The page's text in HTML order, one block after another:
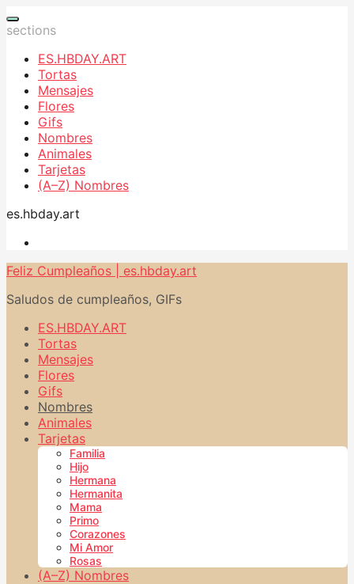
sections
ES.HBDAY.ART
Tortas
Mensajes
Flores
Gifs
Nombres
Animales
Tarjetas
(A–Z) Nombres
es.hbday.art
Feliz Cumpleaños | es.hbday.art
Saludos de cumpleaños, GIFs
ES.HBDAY.ART
Tortas
Mensajes
Flores
Gifs
Nombres
Animales
Tarjetas
Familia
Hijo
Hermana
Hermanita
Mama
Primo
Corazones
Mi Amor
Rosas
(A–Z) Nombres